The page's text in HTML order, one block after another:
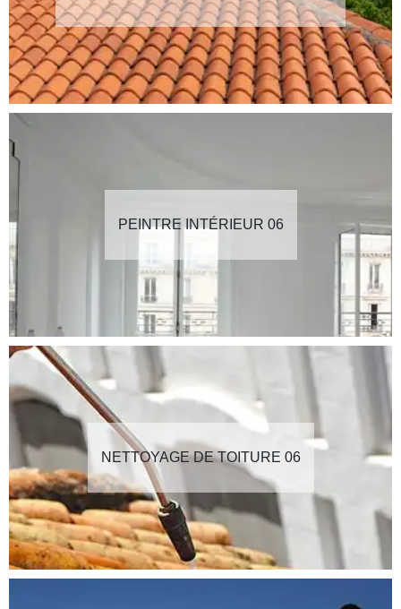
PEINTRE INTÉRIEUR 06
NETTOYAGE DE TOITURE 06